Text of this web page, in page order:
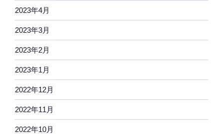
2023年4月
2023年3月
2023年2月
2023年1月
2022年12月
2022年11月
2022年10月